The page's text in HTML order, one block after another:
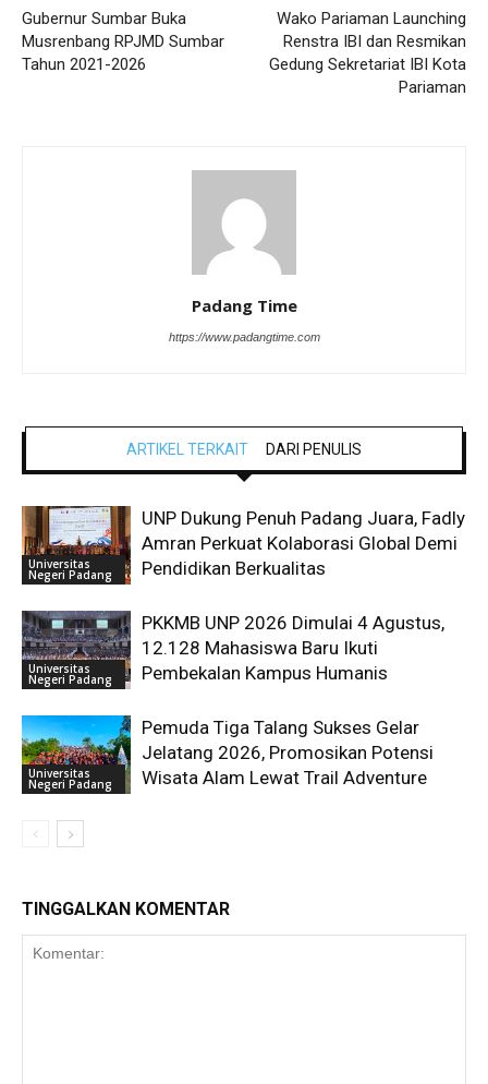
Gubernur Sumbar Buka
Musrenbang RPJMD Sumbar
Tahun 2021-2026
Wako Pariaman Launching
Renstra IBI dan Resmikan
Gedung Sekretariat IBI Kota
Pariaman
Padang Time
https://www.padangtime.com
ARTIKEL TERKAIT DARI PENULIS
Universitas
Negeri Padang
UNP Dukung Penuh Padang Juara, Fadly
Amran Perkuat Kolaborasi Global Demi
Pendidikan Berkualitas
Universitas
Negeri Padang
PKKMB UNP 2026 Dimulai 4 Agustus,
12.128 Mahasiswa Baru Ikuti
Pembekalan Kampus Humanis
Universitas
Negeri Padang
Pemuda Tiga Talang Sukses Gelar
Jelatang 2026, Promosikan Potensi
Wisata Alam Lewat Trail Adventure
TINGGALKAN KOMENTAR